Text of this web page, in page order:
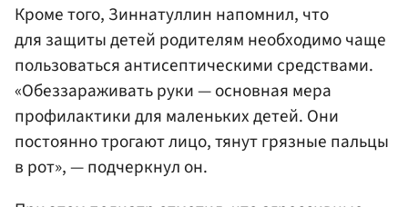
Кроме того, Зиннатуллин напомнил, что
для защиты детей родителям необходимо чаще
пользоваться антисептическими средствами.
«Обеззараживать руки — основная мера
профилактики для маленьких детей. Они
постоянно трогают лицо, тянут грязные пальцы
в рот», — подчеркнул он.